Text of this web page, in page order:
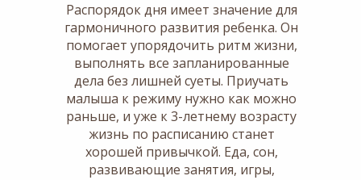
Распорядок дня имеет значение для
гармоничного развития ребенка. Он
помогает упорядочить ритм жизни,
выполнять все запланированные
дела без лишней суеты. Приучать
малыша к режиму нужно как можно
раньше, и уже к 3-летнему возрасту
жизнь по расписанию станет
хорошей привычкой. Еда, сон,
развивающие занятия, игры,